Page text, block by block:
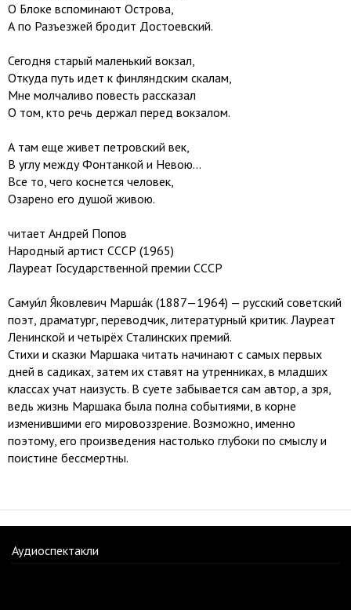
О Блоке вспоминают Острова,
А по Разъезжей бродит Достоевский.
Сегодня старый маленький вокзал,
Откуда путь идет к финляндским скалам,
Мне молчаливо повесть рассказал
О том, кто речь держал перед вокзалом.
А там еще живет петровский век,
В углу между Фонтанкой и Невою...
Все то, чего коснется человек,
Озарено его душой живою.
читает Андрей Попов
Народный артист СССР (1965)
Лауреат Государственной премии СССР
Самуи́л Я́ковлевич Марша́к (1887—1964) — русский советский
поэт, драматург, переводчик, литературный критик. Лауреат
Ленинской и четырёх Сталинских премий.
Стихи и сказки Маршака читать начинают с самых первых
дней в садиках, затем их ставят на утренниках, в младших
классах учат наизусть. В суете забывается сам автор, а зря,
ведь жизнь Маршака была полна событиями, в корне
изменившими его мировоззрение. Возможно, именно
поэтому, его произведения настолько глубоки по смыслу и
поистине бессмертны.
Аудиоспектакли